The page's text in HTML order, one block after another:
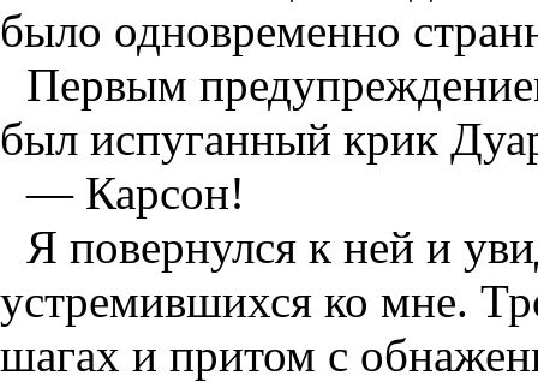
было одновременно
Первым
был испуганный крик
— Карсон!
Я повернулся к ней и
устремившихся ко мне.
шагах и притом с